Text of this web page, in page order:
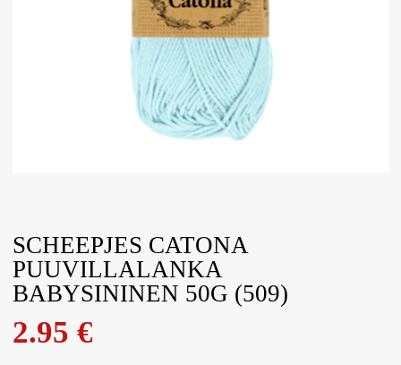
SCHEEPJES CATONA
PUUVILLALANKA
BABYSININEN 50G (509)
2.95€